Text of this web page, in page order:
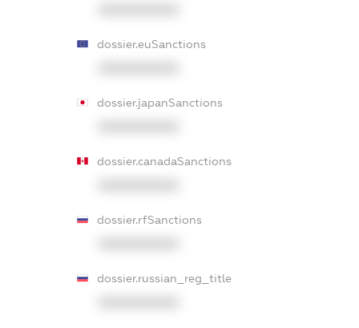
dossier.euSanctions
dossier.japanSanctions
dossier.canadaSanctions
dossier.rfSanctions
dossier.russian_reg_title